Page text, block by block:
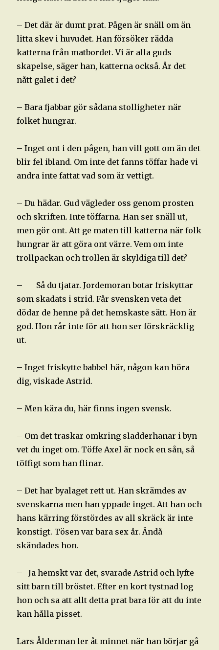
– Det där är dumt prat. Pågen är snäll om än
litta skev i huvudet. Han försöker rädda
katterna från matbordet. Vi är alla guds
skapelse, säger han, katterna också. Är det
nått galet i det?
– Bara fjabbar gör sådana stolligheter när
folket hungrar.
– Inget ont i den pågen, han vill gott om än det
blir fel ibland. Om inte det fanns töffar hade vi
andra inte fattat vad som är vettigt.
– Du hädar. Gud vägleder oss genom prosten
och skriften. Inte töffarna. Han ser snäll ut,
men gör ont. Att ge maten till katterna när folk
hungrar är att göra ont värre. Vem om inte
trollpackan och trollen är skyldiga till det?
– Så du tjatar. Jordemoran botar friskyttar
som skadats i strid. Får svensken veta det
dödar de henne på det hemskaste sätt. Hon är
god. Hon rår inte för att hon ser förskräcklig
ut.
– Inget friskytte babbel här, någon kan höra
dig, viskade Astrid.
– Men kära du, här finns ingen svensk.
– Om det traskar omkring sladderhanar i byn
vet du inget om. Töffe Axel är nock en sån, så
töffigt som han flinar.
– Det har byalaget rett ut. Han skrämdes av
svenskarna men han yppade inget. Att han och
hans kärring förstördes av all skräck är inte
konstigt. Tösen var bara sex år. Ändå
skändades hon.
– Ja hemskt var det, svarade Astrid och lyfte
sitt barn till bröstet. Efter en kort tystnad log
hon och sa att allt detta prat bara för att du inte
kan hålla pisset.
Lars Ålderman ler åt minnet när han börjar gå